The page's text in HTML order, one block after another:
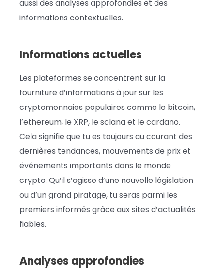
aussi des analyses approfondies et des
informations contextuelles.
Informations actuelles
Les plateformes se concentrent sur la
fourniture d’informations à jour sur les
cryptomonnaies populaires comme le bitcoin,
l’ethereum, le XRP, le solana et le cardano.
Cela signifie que tu es toujours au courant des
dernières tendances, mouvements de prix et
événements importants dans le monde
crypto. Qu’il s’agisse d’une nouvelle législation
ou d’un grand piratage, tu seras parmi les
premiers informés grâce aux sites d’actualités
fiables.
Analyses approfondies